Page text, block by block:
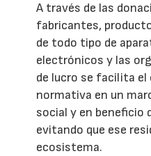
A través de las
fabricantes,
de todo tipo de
electrónicos y las
de lucro se facilita
normativa en un
social y en beneficio
evitando que ese
ecosistema.